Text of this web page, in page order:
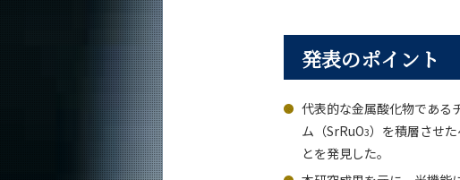
発表のポイント
代表的な金属酸化物である
ム（SrRuO3）を積層させ
とを発見した。